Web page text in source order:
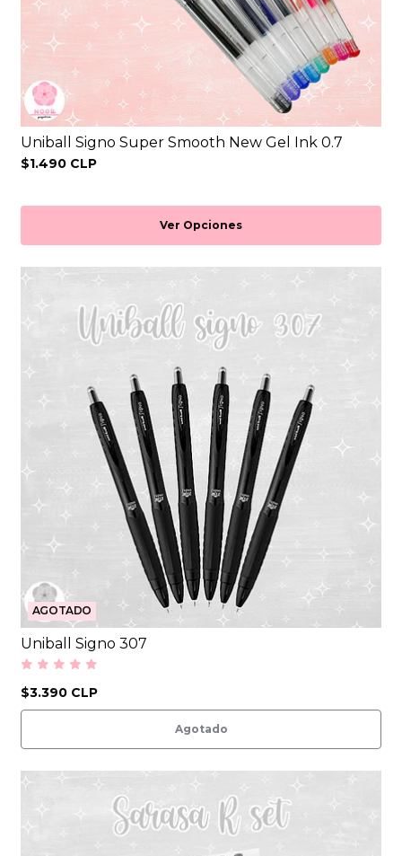
Uniball Signo Super Smooth New Gel Ink 0.7
$1.490 CLP
Ver Opciones
AGOTADO
Uniball Signo 307
$3.390 CLP
Agotado